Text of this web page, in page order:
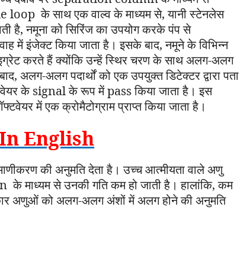
के साथ एक वाल्व के माध्यम से, यानी स्टेनलेस
है, नमूना को सिरिंज का उपयोग करके पंप से
इंजेक्ट किया जाता है। इसके बाद, नमूने के विभिन्न
करते हैं क्योंकि उन्हें स्थिर चरण के साथ अलग-अलग
अलग-अलग पदार्थों को एक उपयुक्त डिटेक्टर द्वारा पता
के signal के रूप में pass किया जाता है। इस
में एक क्रोमैटोग्राम प्राप्त किया जाता है।
English
की अनुमति देता है। उच्च आत्मीयता वाले अणु
माध्यम से उनकी गति कम हो जाती है। हालांकि, कम
अणुओं को अलग-अलग अंशों में अलग होने की अनुमति